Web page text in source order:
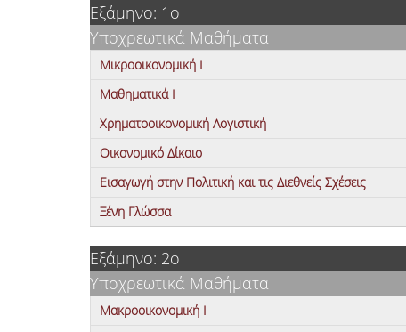
Εξάμηνο: 1ο
Υποχρεωτικά Μαθήματα
Μικροοικονομική Ι
Μαθηματικά Ι
Χρηματοοικονομική Λογιστική
Οικονομικό Δίκαιο
Εισαγωγή στην Πολιτική και τις Διεθνείς Σχέσεις
Ξένη Γλώσσα
Εξάμηνο: 2ο
Υποχρεωτικά Μαθήματα
Μακροοικονομική Ι